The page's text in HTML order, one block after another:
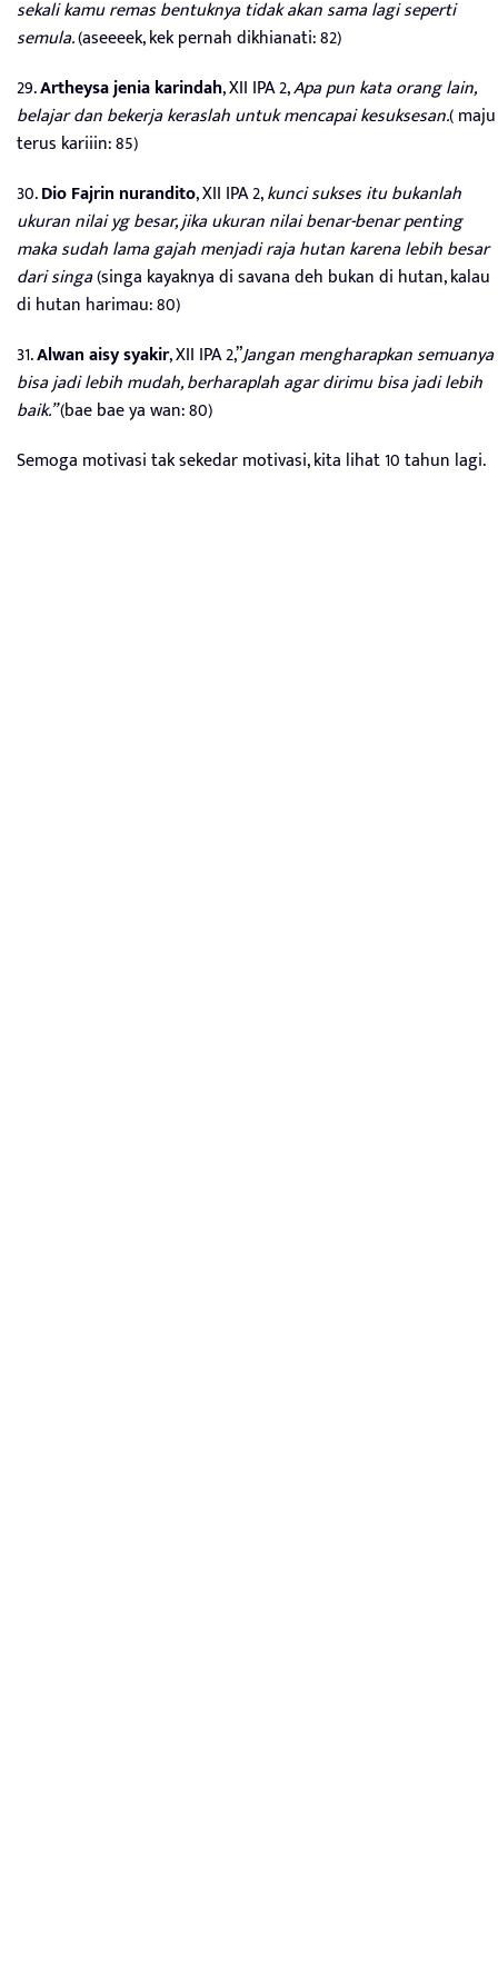
sekali kamu remas bentuknya tidak akan sama lagi seperti
semula.(aseeeek, kek pernah dikhianati: 82)
29.Artheysa jenia karindah, XII IPA 2,Apa pun kata orang lain,
belajar dan bekerja keraslah untuk mencapai kesuksesan.( maju
terus kariiin: 85)
30.Dio Fajrin nurandito, XII IPA 2,kunci sukses itu bukanlah
ukuran nilai yg besar, jika ukuran nilai benar-benar penting
maka sudah lama gajah menjadi raja hutan karena lebih besar
dari singa(singa kayaknya di savana deh bukan di hutan, kalau
di hutan harimau: 80)
31.Alwan aisy syakir, XII IPA 2,”Jangan mengharapkan semuanya
bisa jadi lebih mudah, berharaplah agar dirimu bisa jadi lebih
baik.”(bae bae ya wan: 80)
Semoga motivasi tak sekedar motivasi, kita lihat 10 tahun lagi.